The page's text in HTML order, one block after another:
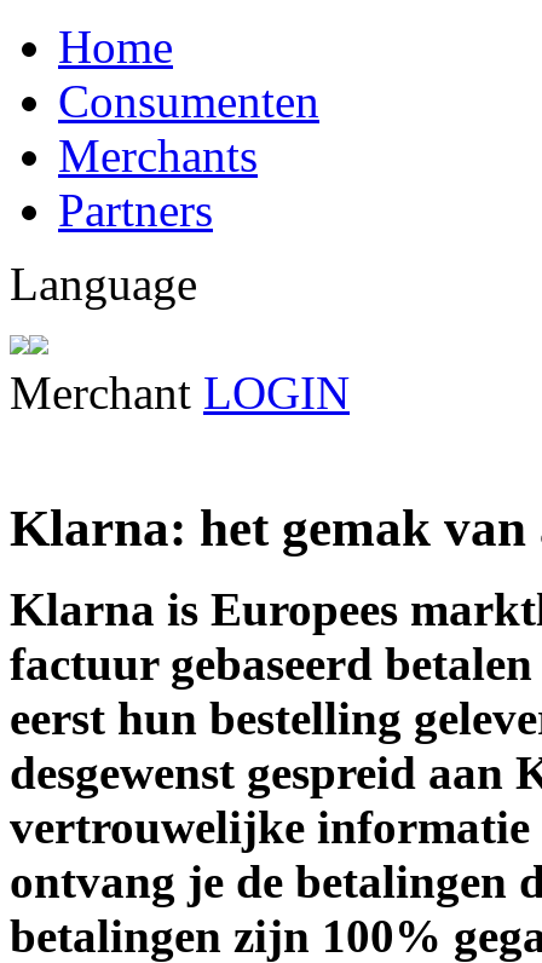
Home
Consumenten
Merchants
Partners
Language
Merchant LOGIN
Klarna: het gemak van
Klarna is Europees
factuur gebaseerd
eerst hun bestelling
desgewenst gespreid
vertrouwelijke informatie
ontvang je de betalingen
betalingen zijn 100%